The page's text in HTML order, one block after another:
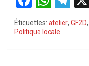
a
ce
b
h
at
s
el
e
gr
Étiquettes: atelier, GF2D,
Politique locale